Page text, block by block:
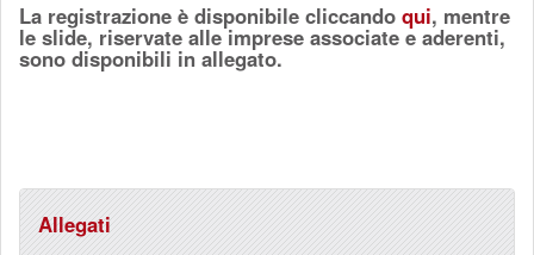
La registrazione è disponibile cliccando qui, mentre
le slide, riservate alle imprese associate e aderenti,
sono disponibili in allegato.
Allegati